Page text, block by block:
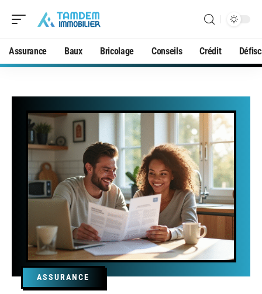
Assurance Baux Bricolage Conseils Crédit
ASSURANCE